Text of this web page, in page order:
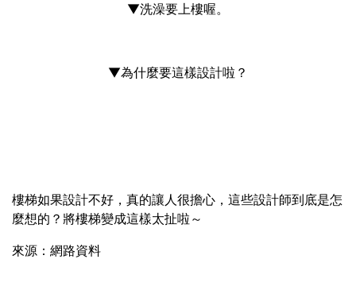
▼洗澡要上樓喔。
▼為什麼要這樣設計啦？
樓梯如果設計不好，真的讓人很擔心，這些設計師到底是怎
麼想的？將樓梯變成這樣太扯啦～
來源：網路資料